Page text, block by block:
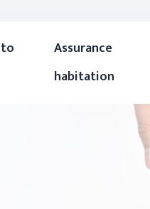
Assurance
habitation